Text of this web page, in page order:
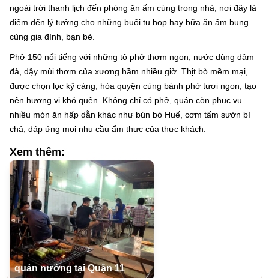
ngoài trời thanh lịch đến phòng ăn ấm cúng trong nhà, nơi đây là
điểm đến lý tưởng cho những buổi tụ họp hay bữa ăn ấm bụng
cùng gia đình, bạn bè.
Phở 150 nổi tiếng với những tô phở thơm ngon, nước dùng đậm
đà, dậy mùi thơm của xương hầm nhiều giờ. Thịt bò mềm mại,
được chọn lọc kỹ càng, hòa quyện cùng bánh phở tươi ngon, tạo
nên hương vị khó quên. Không chỉ có phở, quán còn phục vụ
nhiều món ăn hấp dẫn khác như bún bò Huế, cơm tấm sườn bì
chả, đáp ứng mọi nhu cầu ẩm thực của thực khách.
Xem thêm:
quán nướng tại Quận 11